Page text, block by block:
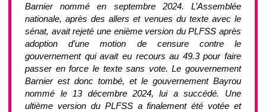
Barnier nommé en septembre 2024. L’Assemblée
nationale, après des allers et venues du texte avec le
sénat, avait rejeté une enième version du PLFSS après
adoption d’une motion de censure contre le
gouvernement qui avait eu recours au 49.3 pour faire
passer en force le texte sans vote. Le gouvernement
Barnier est donc tombé, et le gouvernement Bayrou
nommé le 13 décembre 2024, lui a succédé. Une
ultième version du PLFSS a finalement été votée et